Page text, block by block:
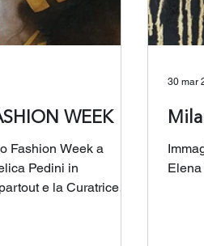
WEEK
Fashion Week a
Pedini in
e la Curatrice
30 mar